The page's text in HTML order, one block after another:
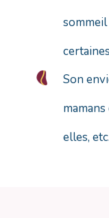
certaines
Son
elles, etc.